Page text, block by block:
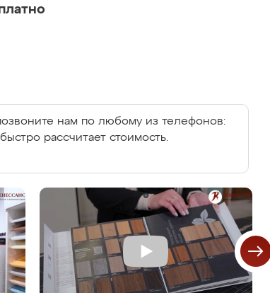
нам по любому из телефонов:
рассчитает стоимость.